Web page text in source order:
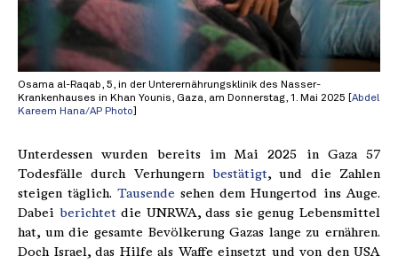
Osama al-Raqab, 5, in der Unterernährungsklinik des Nasser-
Krankenhauses in Khan Younis, Gaza, am Donnerstag, 1. Mai 2025 [ Abdel
Kareem Hana/AP Photo
Unterdessen wurden bereits im Mai 2025 in Gaza 57
Todesfälle durch Verhungern bestätigt, und die Zahlen
steigen täglich. Tausende sehen dem Hungertod ins Auge.
Dabei berichtet die UNRWA, dass sie genug Lebensmittel
hat, um die gesamte Bevölkerung Gazas lange zu ernähren.
Doch Israel, das Hilfe als Waffe einsetzt und von den USA